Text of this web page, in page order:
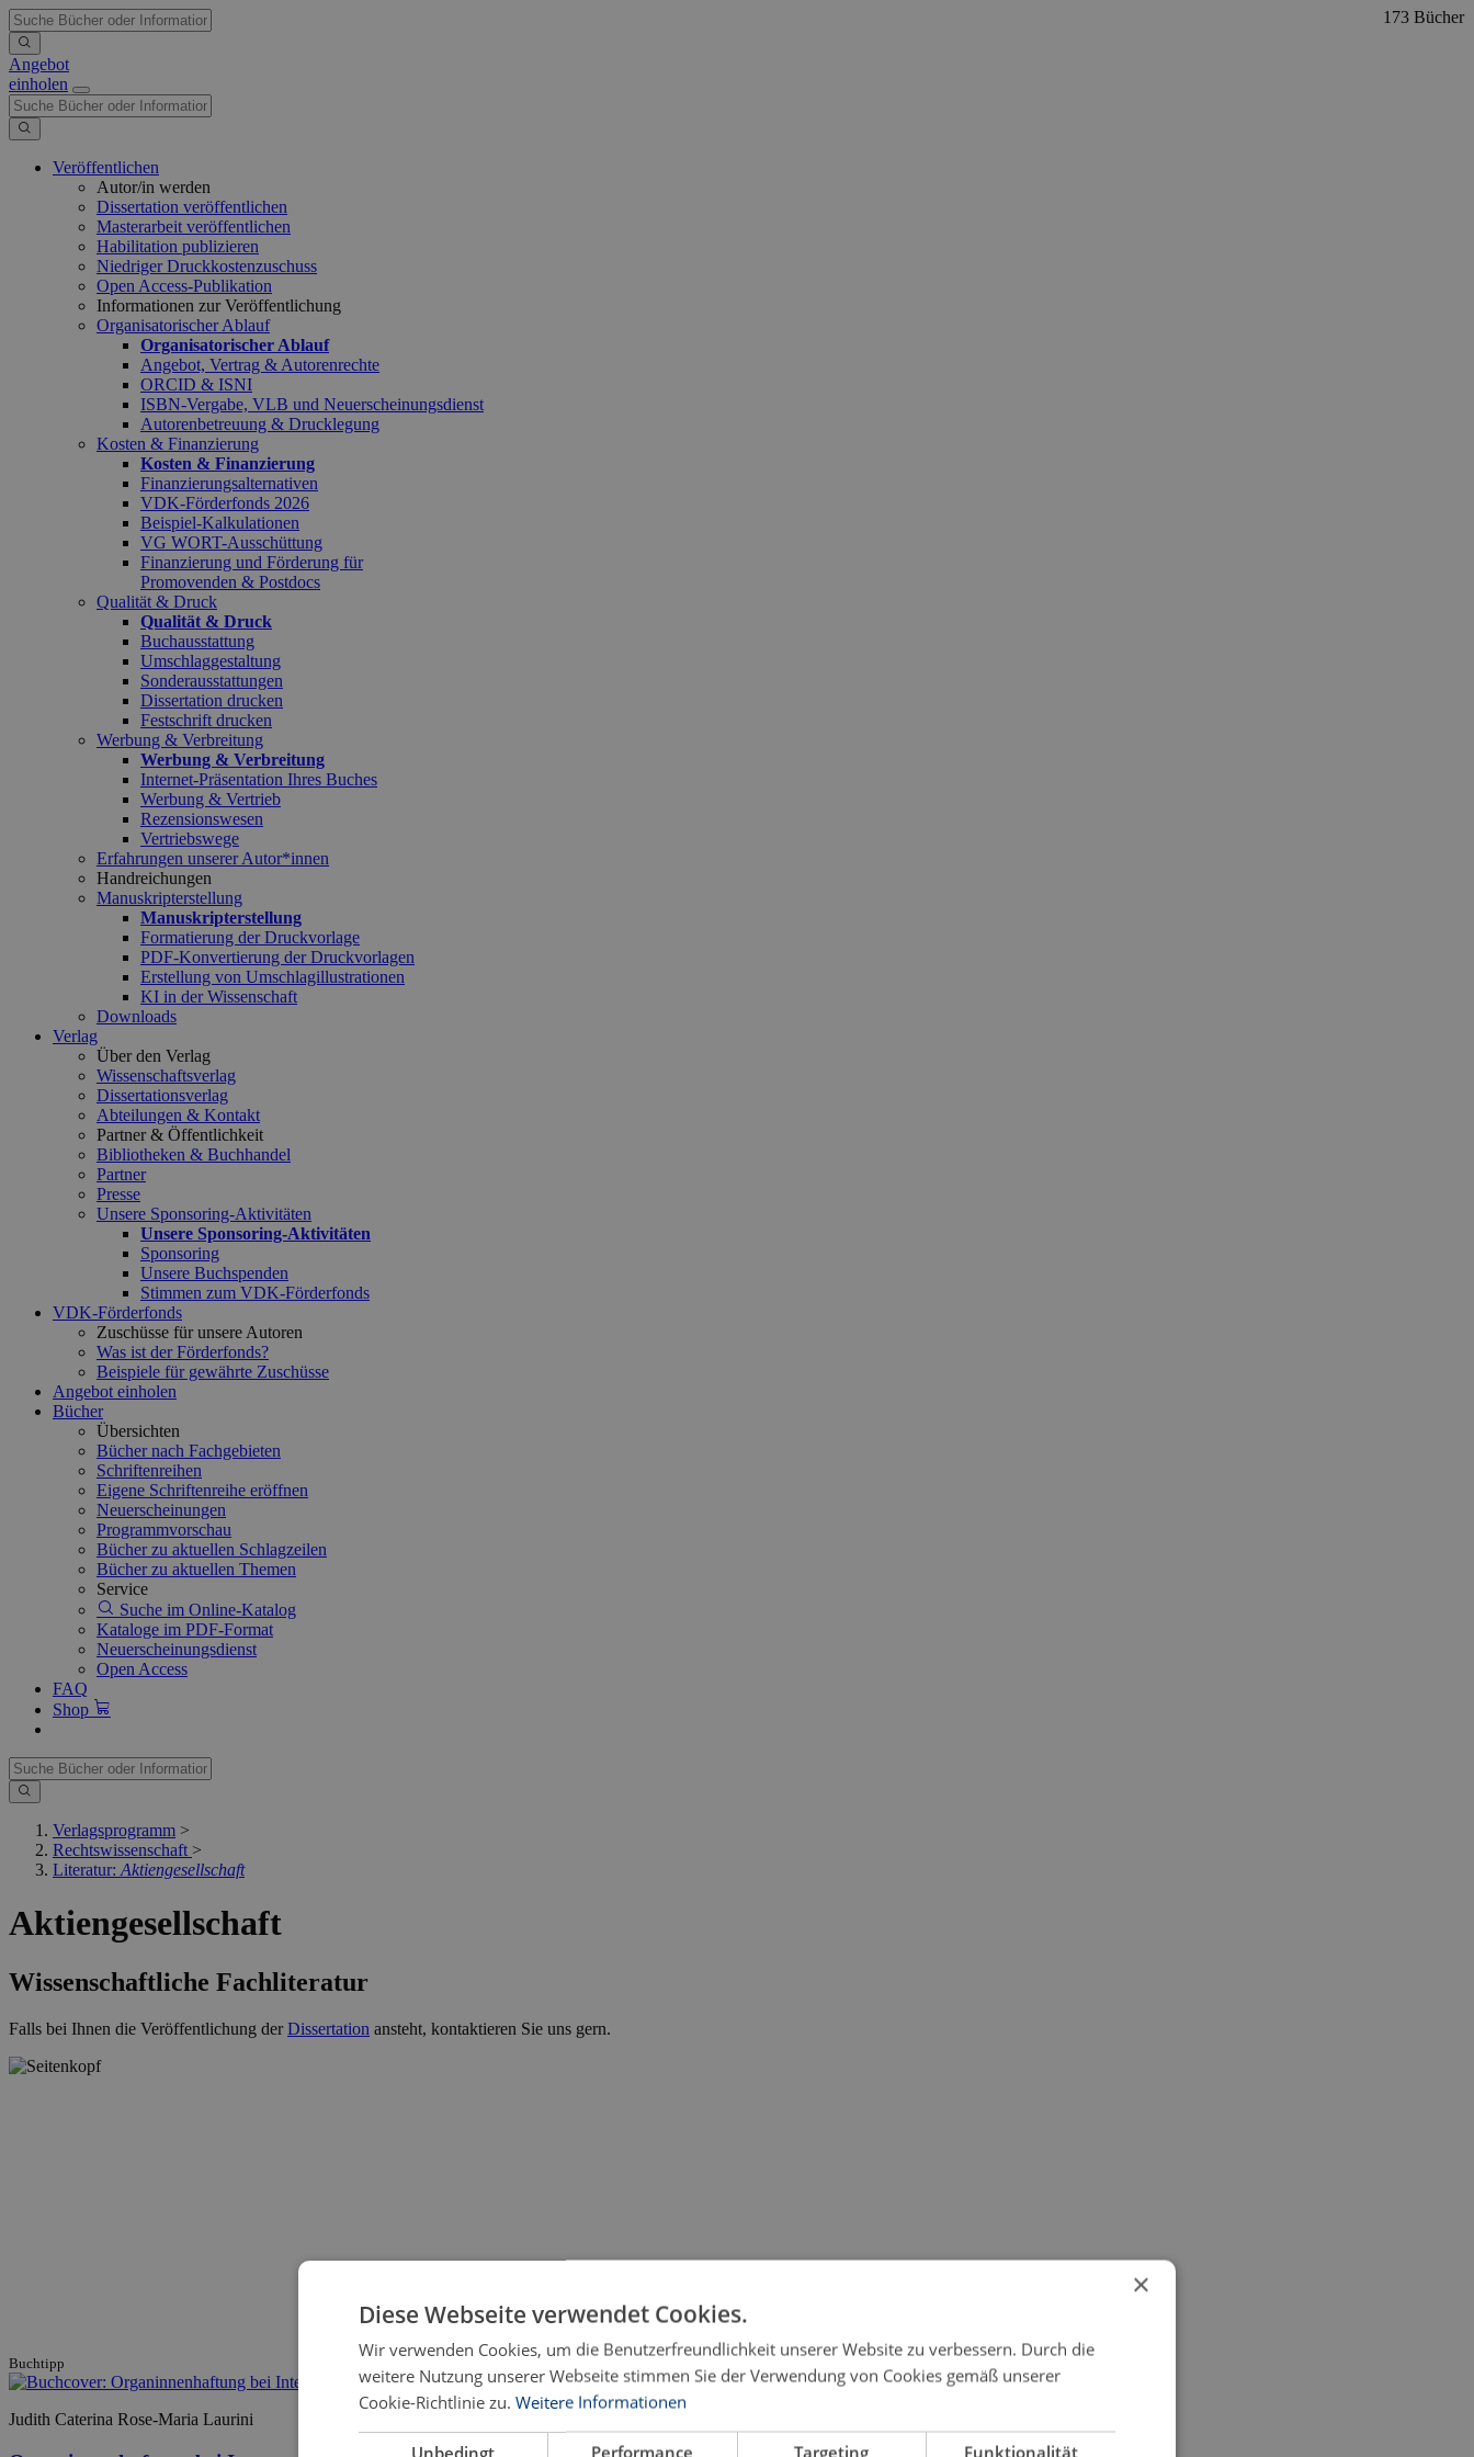
Angebot
einholen
Veröffentlichen
Autor/in werden
Dissertation veröffentlichen
Masterarbeit veröffentlichen
Habilitation publizieren
Niedriger Druckkostenzuschuss
Open Access-Publikation
Informationen zur Veröffentlichung
Organisatorischer Ablauf
Organisatorischer Ablauf
Angebot, Vertrag & Autorenrechte
ORCID & ISNI
ISBN-Vergabe, VLB und Neuerscheinungsdienst
Autorenbetreuung & Drucklegung
Kosten & Finanzierung
Kosten & Finanzierung
Finanzierungsalternativen
VDK-Förderfonds 2026
Beispiel-Kalkulationen
VG WORT-Ausschüttung
Finanzierung und Förderung für
Promovenden & Postdocs
Qualität & Druck
Qualität & Druck
Buchausstattung
Umschlaggestaltung
Sonderausstattungen
Dissertation drucken
Festschrift drucken
Werbung & Verbreitung
Werbung & Verbreitung
Internet-Präsentation Ihres Buches
Werbung & Vertrieb
Rezensionswesen
Vertriebswege
Erfahrungen unserer Autor*innen
Handreichungen
Manuskripterstellung
Manuskripterstellung
Formatierung der Druckvorlage
PDF-Konvertierung der Druckvorlagen
Erstellung von Umschlagillustrationen
KI in der Wissenschaft
Downloads
Verlag
Über den Verlag
Wissenschaftsverlag
Dissertationsverlag
Abteilungen & Kontakt
Partner & Öffentlichkeit
Bibliotheken & Buchhandel
Partner
Presse
Unsere Sponsoring-Aktivitäten
Unsere Sponsoring-Aktivitäten
Sponsoring
Unsere Buchspenden
Stimmen zum VDK-Förderfonds
VDK-Förderfonds
Zuschüsse für unsere Autoren
Was ist der Förderfonds?
Beispiele für gewährte Zuschüsse
Angebot einholen
Bücher
Übersichten
Bücher nach Fachgebieten
Schriftenreihen
Eigene Schriftenreihe eröffnen
Neuerscheinungen
Programmvorschau
Bücher zu aktuellen Schlagzeilen
Bücher zu aktuellen Themen
Service
Suche im Online-Katalog
Kataloge im PDF-Format
Neuerscheinungsdienst
Open Access
FAQ
Shop
Verlagsprogramm >
Rechtswissenschaft >
Literatur: Aktiengesellschaft
173 Bücher
Aktiengesellschaft
Wissenschaftliche Fachliteratur
Falls bei Ihnen die Veröffentlichung derDissertation ansteht, kontaktieren Sie uns gern.
Buchtipp
Judith Caterina Rose-Maria Laurini
×
Diese Webseite verwendet Cookies.
Wir verwenden Cookies, um die Benutzerfreundlichkeit unserer Website zu verbessern. Durch die
weitere Nutzung unserer Webseite stimmen Sie der Verwendung von Cookies gemäß unserer
Cookie-Richtlinie zu. Weitere Informationen
Unbedingt
Performance Targeting Funktionalität